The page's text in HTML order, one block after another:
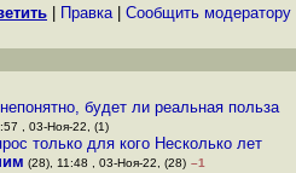
Правка| Cообщить модератору
будет ли реальная польза
, 03-Ноя-22, (1)
только для кого Несколько лет
(28), 11:48 , 03-Ноя-22, (28) –1